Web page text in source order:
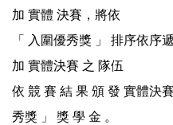
加 實體 決賽，將依
「 入圍優秀獎 」 排序依序
加 實體決賽 之 隊伍
依 競 賽 結 果 頒 發 實體決
秀獎 」 獎 學 金 。